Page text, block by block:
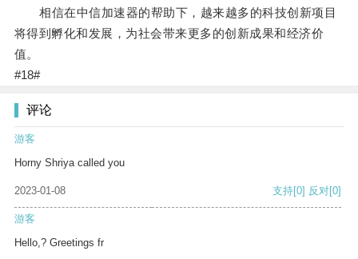
相信在中信加速器的帮助下，越来越多的科技创新项目
将得到孵化和发展，为社会带来更多的创新成果和经济价
值。
#18#
评论
游客
Horny Shriya called you
2023-01-08 支持[0] 反对[0]
游客
Hello,? Greetings fr